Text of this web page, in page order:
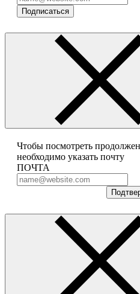
Подписаться
Чтобы посмотреть
необходимо указать почту
ПОЧТА